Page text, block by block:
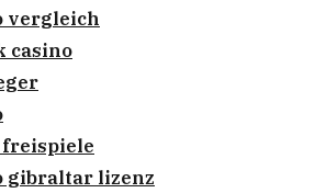
vergleich
casino
freispiele
gibraltar lizenz